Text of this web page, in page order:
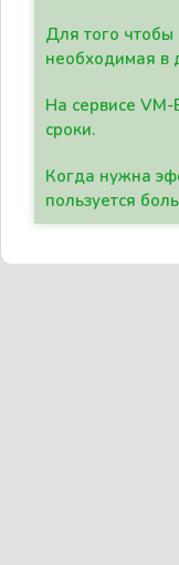
Для того чтобы
необходимая в
На сервисе VM-
сроки.
Когда нужна
пользуется